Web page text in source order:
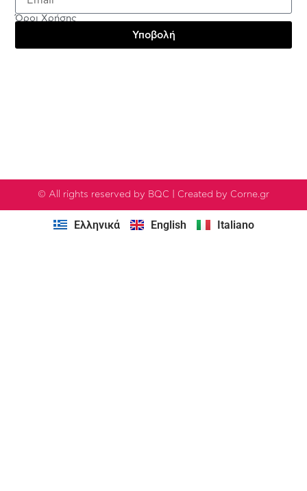
Όροι Χρήσης
Υποβολή
© All rights reserved by BQC | Created by Corne.gr
Ελληνικά English Italiano